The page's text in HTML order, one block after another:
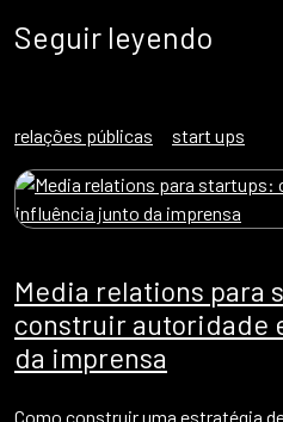
Seguir leyendo
relações públicas start ups
Media relations para
construir autoridade
da imprensa
Como construir uma estratégia